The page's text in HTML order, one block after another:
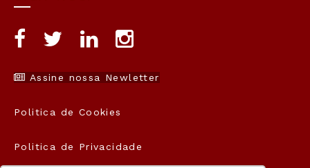
Assine nossa Newletter
Politica de Cookies
Politica de Privacidade